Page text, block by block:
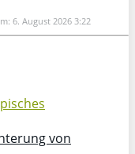
6. August 2026 3:22
von